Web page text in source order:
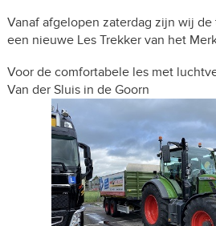
Vanaf afgelopen zaterdag zijn wij
een nieuwe Les Trekker van het
Voor de comfortabele les met
Van der Sluis in de Goorn